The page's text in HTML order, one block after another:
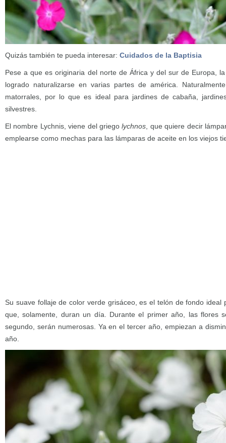
Quizás también te pueda interesar: Cuidados de la Baptisia
Pese a que es originaria del norte de África y del sur de Europa,
logrado naturalizarse en varias partes de américa.
matorrales, por lo que es ideal para jardines de cabaña,
silvestres.
El nombre Lychnis, viene del griegolychnos , que quiere decir
emplearse como mechas para las lámparas de aceite en los viejos
Su suave follaje de color verde grisáceo, es el telón de fondo ideal
que, solamente, duran un día. Durante el primer año, las flores
segundo, serán numerosas. Ya en el tercer año, empiezan a
año.